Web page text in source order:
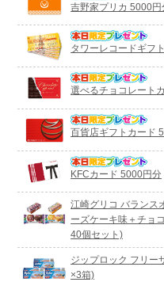
吉野家プリカ 5000円
タワーレコードギフ
選べるチョコレート
百貨店ギフトカード
KFCカード 5000円分
江崎グリコ バランス
ーズケーキ味＋チョ
40個セット)
ジップロック フリー
×3箱)